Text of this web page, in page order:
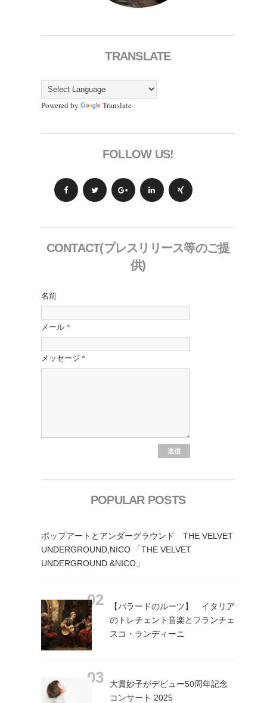
TRANSLATE
Powered by Translate
FOLLOW US!
CONTACT(プレスリリース等のご提
供)
名前
メール *
メッセージ *
POPULAR POSTS
ポップアートとアンダーグラウンド THE VELVET
UNDERGROUND,NICO 「THE VELVET
UNDERGROUND &NICO」
【バラードのルーツ】 イタリア
のトレチェント音楽とフランチェ
スコ・ランディーニ
大貫妙子がデビュー50周年記念
コンサート 2025